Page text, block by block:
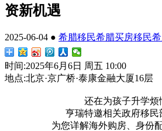
资新机遇
2025-06-04 ● 希腊移民希腊买房移民
时间:2025年6月6日 周五 10:00
地点:北京·京广桥·泰康金融大厦16层
还在为孩子升学烦
亨瑞特邀相关政府移民
为您详解海外购房、身份